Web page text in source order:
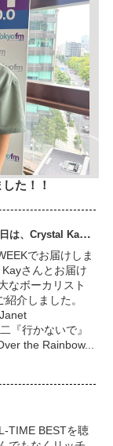
た！！
[06.01]ダブル MC WEEK！！初日は、Crystal Kayさん
でお届けしま
さんとお届け
なボーカリスト
介しました。
『行かないで』
the Rainbow...
TIME BESTを聴